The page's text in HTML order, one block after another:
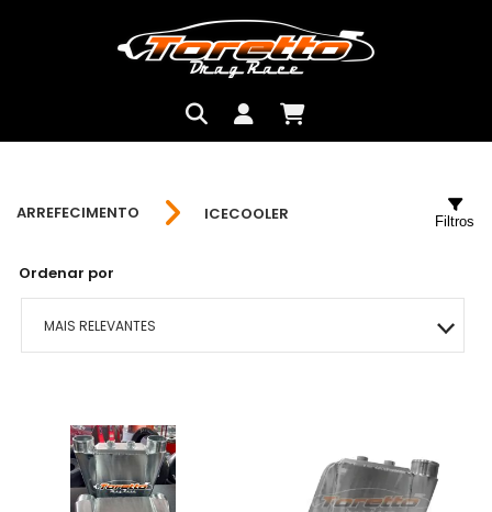
ARREFECIMENTO ICECOOLER
Ordenar por
MAIS RELEVANTES
MENOR PREÇO
MAIOR PREÇO
Filtros